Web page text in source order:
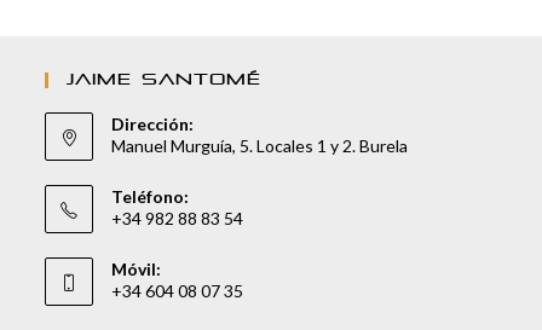
JAIME SANTOMÉ
Dirección:
Manuel Murguía, 5. Locales 1 y 2. Burela
Teléfono:
+34 982 88 83 54
Móvil:
+34 604 08 07 35